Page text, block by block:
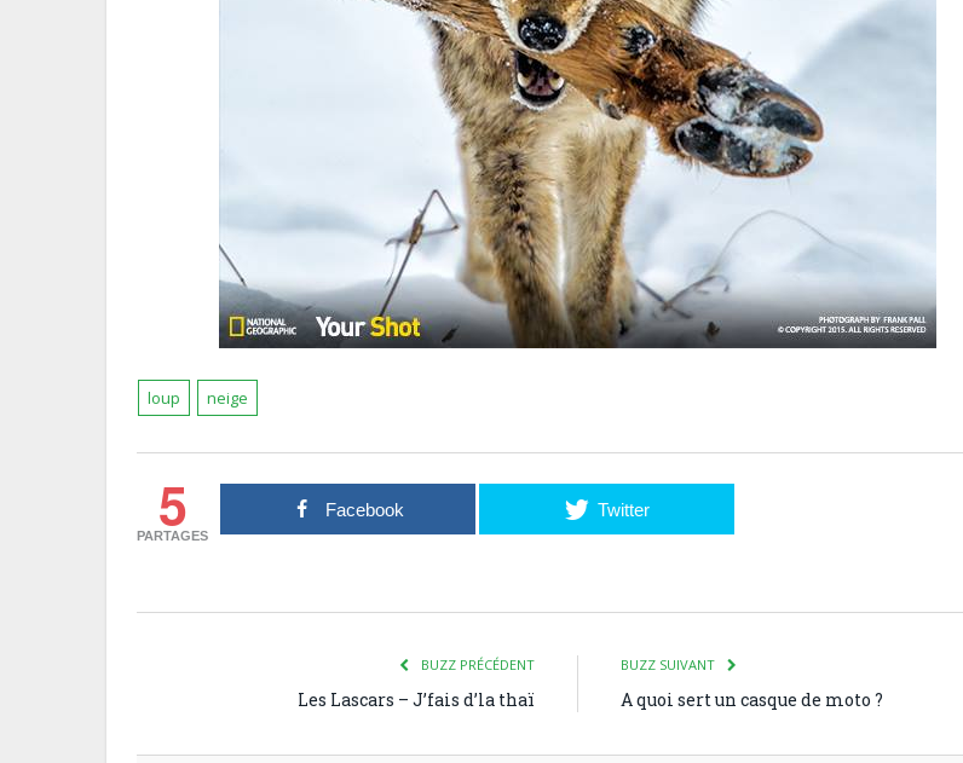
loup neige
5
PARTAGES
Facebook Twitter
BUZZ PRÉCÉDENT
Les Lascars – J’fais d’la thaï
BUZZ SUIVANT
A quoi sert un casque de moto ?